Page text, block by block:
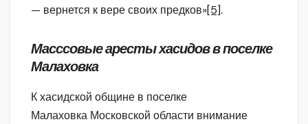
— вернется к вере своих предков»[5].
Масссовые аресты хасидов в поселке
Малаховка
К хасидской общине в поселке
Малаховка Московской области внимание